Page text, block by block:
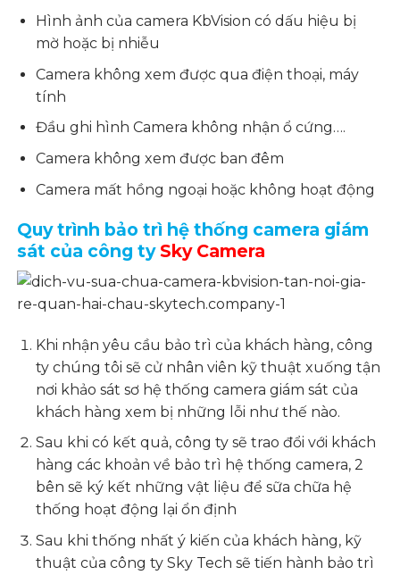
Hình ảnh của camera KbVision có dấu hiệu bị
mờ hoặc bị nhiễu
Camera không xem được qua điện thoại, máy
tính
Đầu ghi hình Camera không nhận ổ cứng….
Camera không xem được ban đêm
Camera mất hồng ngoại hoặc không hoạt động
Quy trình bảo trì hệ thống camera giám
sát của công tySky Camera
Khi nhận yêu cầu bảo trì của khách hàng, công
ty chúng tôi sẽ cử nhân viên kỹ thuật xuống tận
nơi khảo sát sơ hệ thống camera giám sát của
khách hàng xem bị những lỗi như thế nào.
Sau khi có kết quả, công ty sẽ trao đổi với khách
hàng các khoản về bảo trì hệ thống camera, 2
bên sẽ ký kết những vật liệu để sữa chữa hệ
thống hoạt động lại ổn định
Sau khi thống nhất ý kiến của khách hàng, kỹ
thuật của công ty Sky Tech sẽ tiến hành bảo trì